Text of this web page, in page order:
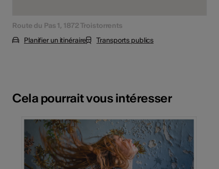
Route du Pas 1, 1872 Troistorrents
Planifier un itinéraire
Transports publics
Cela pourrait vous intéresser